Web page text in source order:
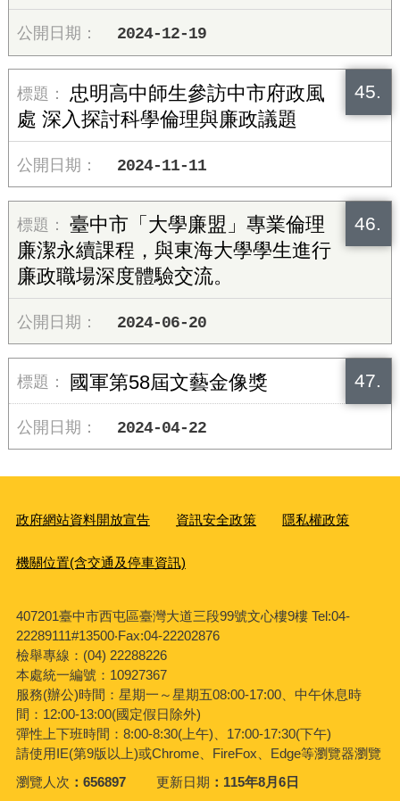
2024-12-19
45.
忠明高中師生參訪中市府政風
處 深入探討科學倫理與廉政議題
2024-11-11
46.
臺中市「大學廉盟」專業倫理
廉潔永續課程，與東海大學學生進行
廉政職場深度體驗交流。
2024-06-20
47.
國軍第58屆文藝金像獎
2024-04-22
政府網站資料開放宣告 資訊安全政策 隱私權政策
機關位置(含交通及停車資訊)
407201臺中市西屯區臺灣大道三段99號文心樓9樓 Tel:04-
22289111#13500‧Fax:04-22202876
檢舉專線：(04) 22288226
本處統一編號：10927367
服務(辦公)時間：星期一～星期五08:00-17:00、中午休息時
間：12:00-13:00(國定假日除外)
彈性上下班時間：8:00-8:30(上午)、17:00-17:30(下午)
請使用IE(第9版以上)或Chrome、FireFox、Edge等瀏覽器瀏覽
瀏覽人次
656897 更新日期 115年8月6日